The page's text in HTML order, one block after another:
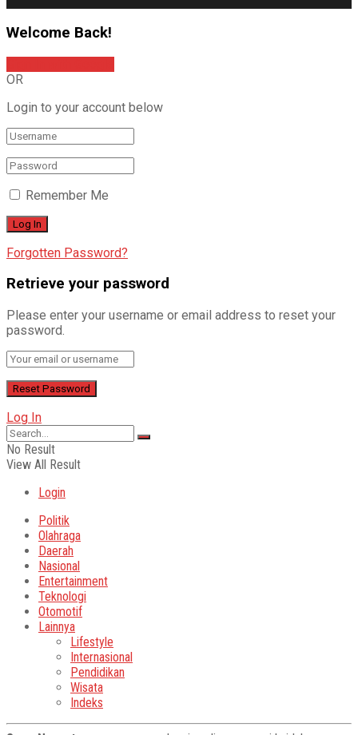
Welcome Back!
OR
Login to your account below
Remember Me
Forgotten Password?
Retrieve your password
Please enter your username or email address to reset your
password.
Log In
No Result
View All Result
Login
Politik
Olahraga
Daerah
Nasional
Entertainment
Teknologi
Otomotif
Lainnya
Lifestyle
Internasional
Pendidikan
Wisata
Indeks